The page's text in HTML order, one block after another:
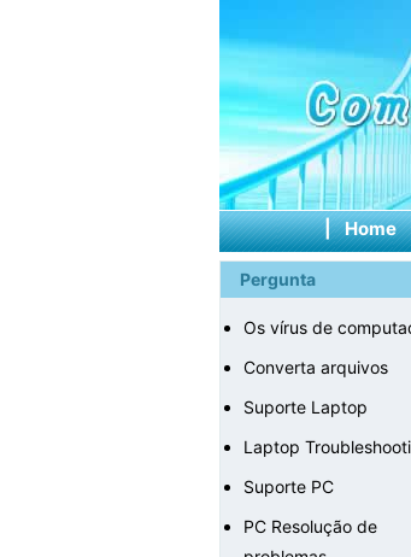
| Home
Pergunta
Os vírus de
Converta arquivos
Suporte Laptop
Laptop
Suporte PC
PC Resolução de